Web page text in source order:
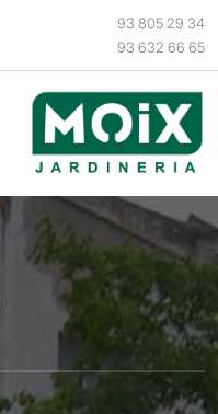
93 805 29 34
93 632 66 65